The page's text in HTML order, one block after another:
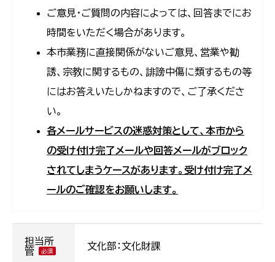
ご意見・ご質問の内容によっては、回答までにお
時間をいただく場合があります。
本市業務に直接関係がないご意見、営業や勧
誘、宗教に関するもの、誹謗中傷に類するもの等
にはお答えいたしかねますので、ご了承くださ
い。
各メールサービスの迷惑対策として、本市から
の受け付け完了メールや回答メールがブロック
されてしまうケースがあります。受け付け完了メ
ールのご確認をお願いします。
担当所
管
文化部：文化財課